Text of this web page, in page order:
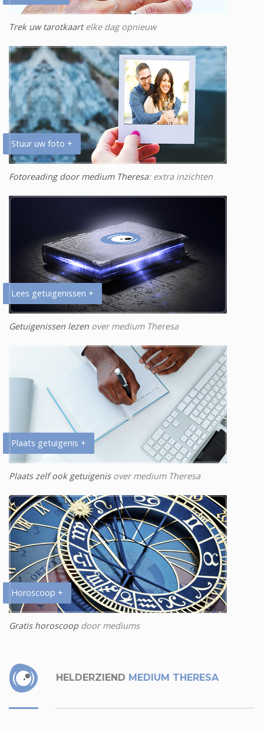
Trek uw tarotkaartelke dag opnieuw
Stuur uw foto +
Fotoreading door medium Theresa: extra inzichten
Lees getuigenissen +
Getuigenissen lezen over medium Theresa
Plaats getuigenis +
Plaats zelf ook getuigenisover medium Theresa
Horoscoop +
Gratis horoscoopdoor mediums
HELDERZIEND MEDIUM THERESA